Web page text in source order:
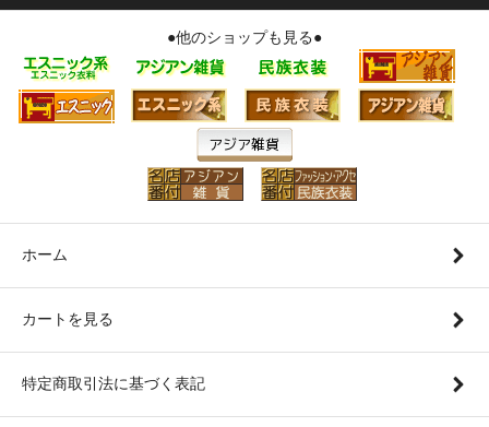
●他のショップも見る●
ホーム
カートを見る
特定商取引法に基づく表記